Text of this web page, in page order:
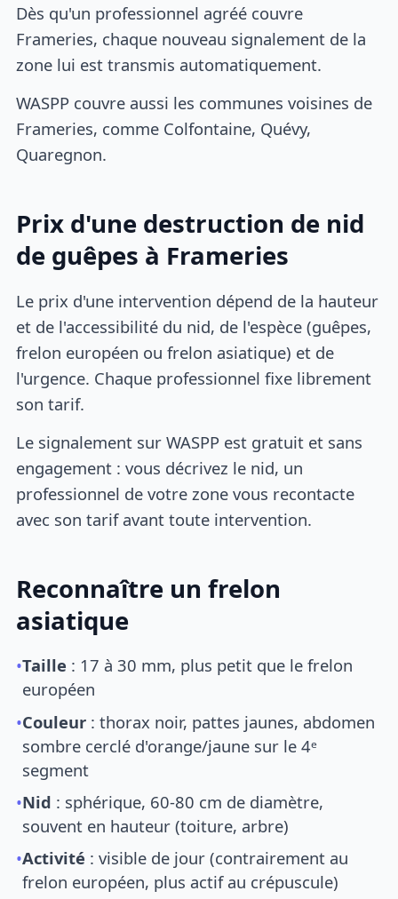
Dès qu'un professionnel agréé couvre
Frameries, chaque nouveau signalement de la
zone lui est transmis automatiquement.
WASPP couvre aussi les communes voisines de
Frameries, comme Colfontaine, Quévy,
Quaregnon.
Prix d'une destruction de nid
de guêpes à Frameries
Le prix d'une intervention dépend de la hauteur
et de l'accessibilité du nid, de l'espèce (guêpes,
frelon européen ou frelon asiatique) et de
l'urgence. Chaque professionnel fixe librement
son tarif.
Le signalement sur WASPP est gratuit et sans
engagement : vous décrivez le nid, un
professionnel de votre zone vous recontacte
avec son tarif avant toute intervention.
Reconnaître un frelon
asiatique
•Taille : 17 à 30 mm, plus petit que le frelon
européen
•Couleur : thorax noir, pattes jaunes, abdomen
sombre cerclé d'orange/jaune sur le 4ᵉ
segment
•Nid : sphérique, 60-80 cm de diamètre,
souvent en hauteur (toiture, arbre)
•Activité : visible de jour (contrairement au
frelon européen, plus actif au crépuscule)